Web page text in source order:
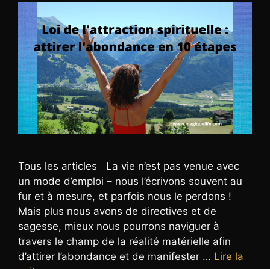
Tous les articles La vie n’est pas venue avec
un mode d’emploi – nous l’écrivons souvent au
fur et à mesure, et parfois nous le perdons !
Mais plus nous avons de directives et de
sagesse, mieux nous pourrons naviguer à
travers le champ de la réalité matérielle afin
d’attirer l’abondance et de manifester … Lire la